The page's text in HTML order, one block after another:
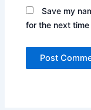
Save my
for the next time